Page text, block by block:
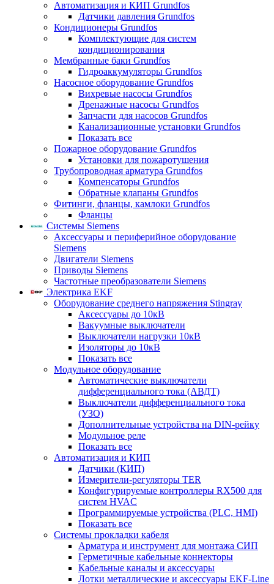
Автоматизация и КИП Grundfos
Датчики давления Grundfos
Кондиционеры Grundfos
Комплектующие для систем
кондиционирования
Мембранные баки Grundfos
Гидроаккумуляторы Grundfos
Насосное оборудование Grundfos
Вихревые насосы Grundfos
Дренажные насосы Grundfos
Запчасти для насосов Grundfos
Канализационные установки Grundfos
Показать все
Пожарное оборудование Grundfos
Установки для пожаротушения
Трубопроводная арматура Grundfos
Компенсаторы Grundfos
Обратные клапаны Grundfos
Фитинги, фланцы, камлоки Grundfos
Фланцы
Системы Siemens
Аксессуары и периферийное оборудование
Siemens
Двигатели Siemens
Приводы Siemens
Частотные преобразователи Siemens
Электрика EKF
Оборудование среднего напряжения Stingray
Аксессуары до 10кВ
Вакуумные выключатели
Выключатели нагрузки 10кВ
Изоляторы до 10кВ
Показать все
Модульное оборудование
Автоматические выключатели
дифференциального тока (АВДТ)
Выключатели дифференциального тока
(УЗО)
Дополнительные устройства на DIN-рейку
Модульное реле
Показать все
Автоматизация и КИП
Датчики (КИП)
Измерители-регуляторы TER
Конфигурируемые контроллеры RX500 для
систем HVAC
Программируемые устройства (PLC, HMI)
Показать все
Системы прокладки кабеля
Арматура и инструмент для монтажа СИП
Герметичные кабельные коннекторы
Кабельные каналы и аксессуары
Лотки металлические и аксессуары EKF-Line